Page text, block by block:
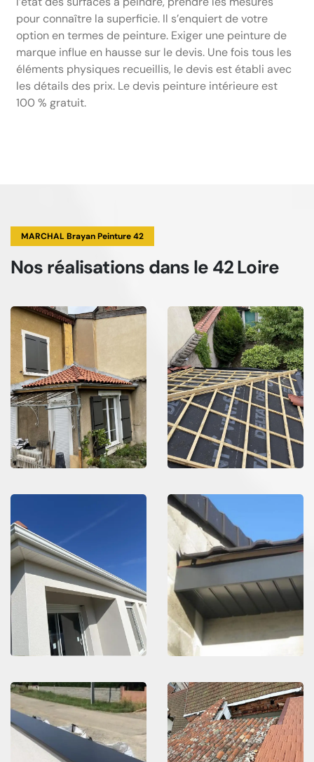
pour connaître la superficie. Il s’enquiert de votre
option en termes de peinture. Exiger une peinture de
marque influe en hausse sur le devis. Une fois tous les
éléments physiques recueillis, le devis est établi avec
les détails des prix. Le devis peinture intérieure est
100 % gratuit.
MARCHAL Brayan Peinture 42
Nos réalisations dans le 42 Loire